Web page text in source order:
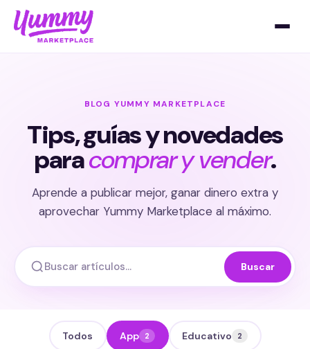
BLOG YUMMY MARKETPLACE
Tips, guías y novedades
paracomprar y vender.
Aprende a publicar mejor, ganar dinero extra y
aprovechar Yummy Marketplace al máximo.
Buscar
Todos App 2 Educativo 2